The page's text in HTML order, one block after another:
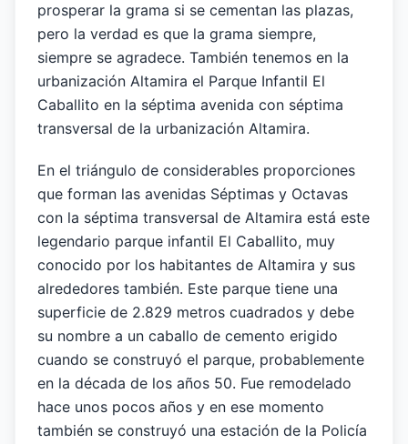
prosperar la grama si se cementan las plazas,
pero la verdad es que la grama siempre,
siempre se agradece. También tenemos en la
urbanización Altamira el Parque Infantil El
Caballito en la séptima avenida con séptima
transversal de la urbanización Altamira.
En el triángulo de considerables proporciones
que forman las avenidas Séptimas y Octavas
con la séptima transversal de Altamira está este
legendario parque infantil El Caballito, muy
conocido por los habitantes de Altamira y sus
alrededores también. Este parque tiene una
superficie de 2.829 metros cuadrados y debe
su nombre a un caballo de cemento erigido
cuando se construyó el parque, probablemente
en la década de los años 50. Fue remodelado
hace unos pocos años y en ese momento
también se construyó una estación de la Policía